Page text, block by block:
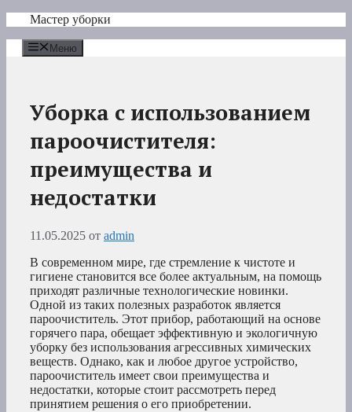
Перейти
содержимому
Мастер уборки
Меню
Уборка с использованием
пароочистителя:
преимущества и
недостатки
11.05.2025 от admin
В современном мире, где стремление к чистоте и
гигиене становится все более актуальным, на помощь
приходят различные технологические новинки.
Одной из таких полезных разработок является
пароочиститель. Этот прибор, работающий на основе
горячего пара, обещает эффективную и экологичную
уборку без использования агрессивных химических
веществ. Однако, как и любое другое устройство,
пароочиститель имеет свои преимущества и
недостатки, которые стоит рассмотреть перед
принятием решения о его приобретении.